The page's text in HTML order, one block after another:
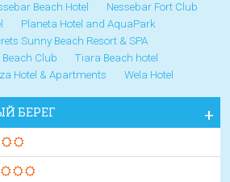
Beach Hotel
Nessebar Fort Club
Planeta Hotel and AquaPark
Sunny Beach Resort & SPA
Club
Tiara Beach hotel
Hotel & Apartments Wela Hotel
БЕРЕГ